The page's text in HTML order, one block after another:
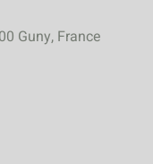
Guny, France